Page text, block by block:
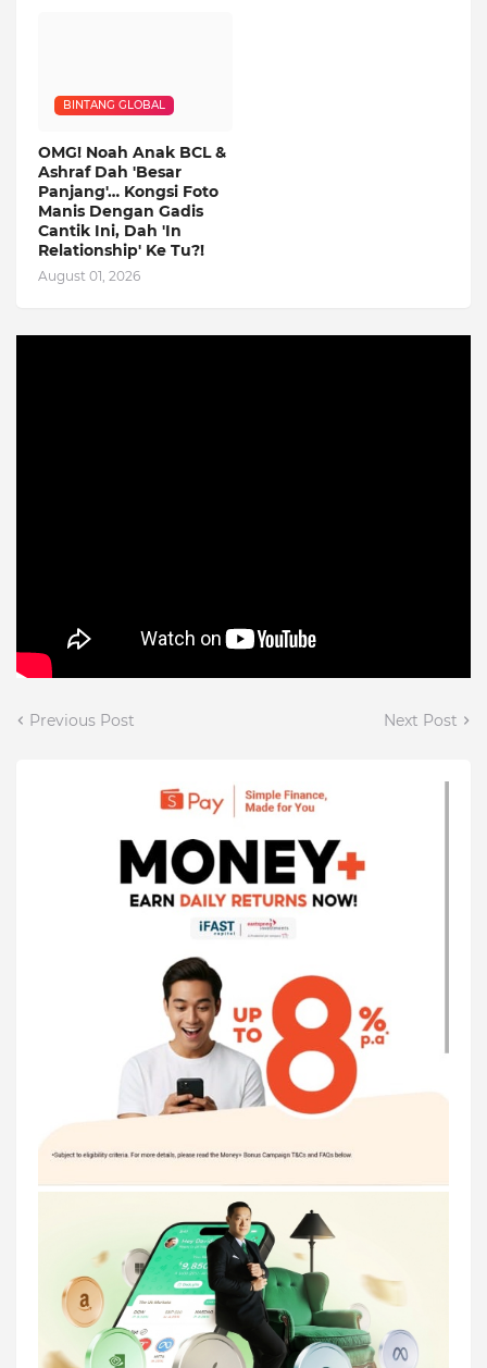
BINTANG GLOBAL
OMG! Noah Anak BCL &
Ashraf Dah 'Besar
Panjang'… Kongsi Foto
Manis Dengan Gadis
Cantik Ini, Dah 'In
Relationship' Ke Tu?!
August 01, 2026
Previous Post Next Post